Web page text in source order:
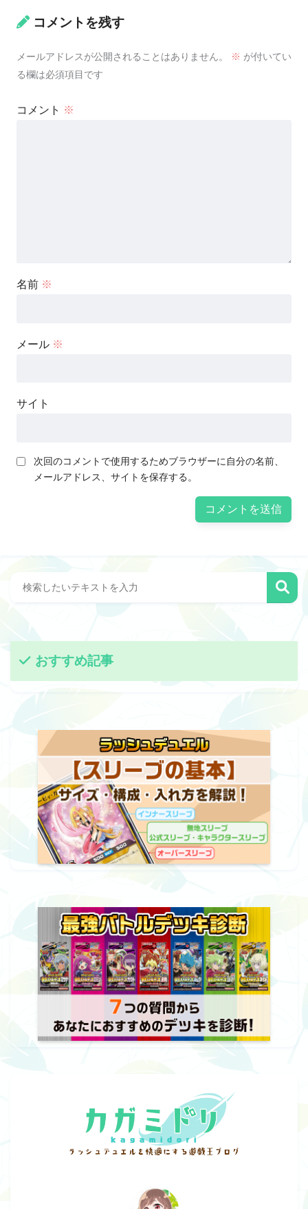
コメントを残す
メールアドレスが公開されることはありません。 ※ が付いてい
る欄は必須項目です
コメント ※
名前 ※
メール ※
サイト
次回のコメントで使用するためブラウザーに自分の名前、
メールアドレス、サイトを保存する。
おすすめ記事